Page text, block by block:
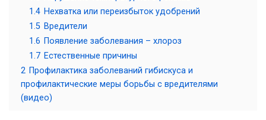
1.4 Нехватка или переизбыток удобрений
1.5 Вредители
1.6 Появление заболевания – хлороз
1.7 Естественные причины
2 Профилактика заболеваний гибискуса и
профилактические меры борьбы с вредителями
(видео)